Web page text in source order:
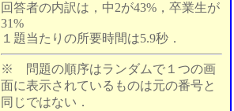
回答者の内訳は，中2が43%，卒業生が
31%
１題当たりの所要時間は5.9秒．
※ 問題の順序はランダムで１つの画
面に表示されているものは元の番号と
同じではない．